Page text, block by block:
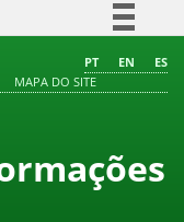
Comunica BR
à informação
Legislação
PT EN
ES
MAPA DO SITE